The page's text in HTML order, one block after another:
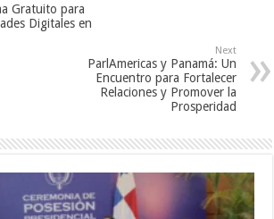
Gratuito para
Digitales en
Next
ParlAmericas y Panamá: Un
Encuentro para Fortalecer
Relaciones y Promover la
Prosperidad